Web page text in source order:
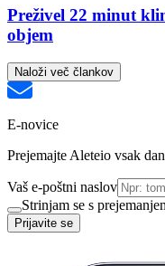
Preživel 22 minut
objem
Naloži več člankov
E-novice
Prejemajte Aleteio vsak
Vaš e-poštni naslov
Strinjam se s
Prijavite se